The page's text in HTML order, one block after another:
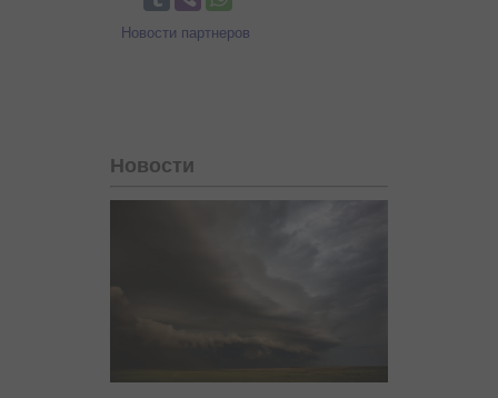
Новости партнеров
Новости